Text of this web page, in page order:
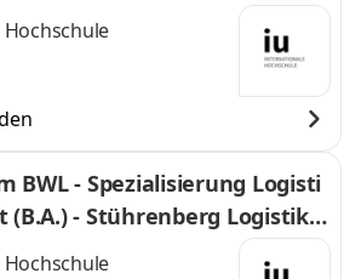
BWL - Spezialisierung Logisti
- Stührenberg Logistik G